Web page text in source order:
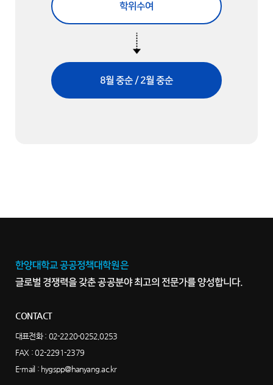
학위수여
8월 중순 / 2월 중순
한양대학교 공공정책대학원은
글로벌 경쟁력을 갖춘 공공분야 최고의 전문가를 양성합니다.
CONTACT
대표전화 : 02-2220-0252,0253
FAX : 02-2291-2379
E-mail : hygspp@hanyang.ac.kr